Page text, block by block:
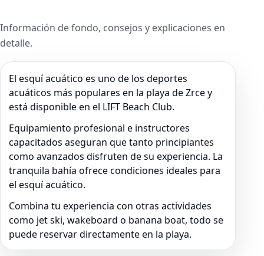
Información de fondo, consejos y explicaciones en
detalle.
El esquí acuático es uno de los deportes
acuáticos más populares en la playa de Zrce y
está disponible en el LIFT Beach Club.
Equipamiento profesional e instructores
capacitados aseguran que tanto principiantes
como avanzados disfruten de su experiencia. La
tranquila bahía ofrece condiciones ideales para
el esquí acuático.
Combina tu experiencia con otras actividades
como jet ski, wakeboard o banana boat, todo se
puede reservar directamente en la playa.